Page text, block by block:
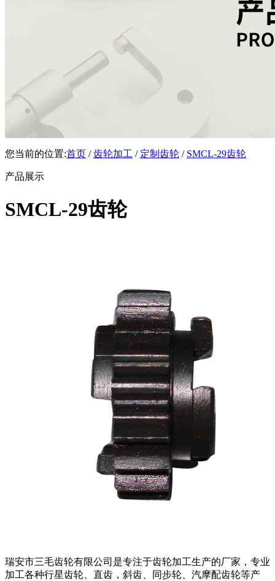
您当前的位置:首页 /齿轮加工 / 定制齿轮 / SMCL-29齿轮
产品展示
SMCL-29齿轮
瑞安市三毛齿轮有限公司是专注于齿轮加工生产的厂家，专业
加工各种行星齿轮、直齿，斜齿、同步轮、汽摩配齿轮等产